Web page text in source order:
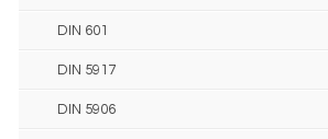
DIN 601
DIN 5917
DIN 5906